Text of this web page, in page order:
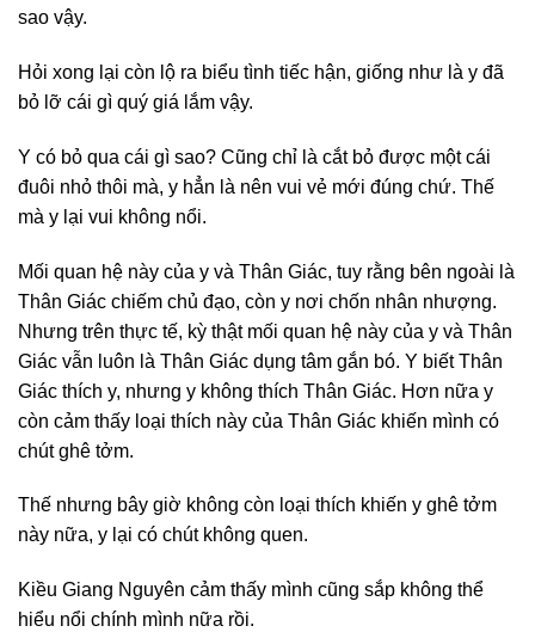
sao vậy.
Hỏi xong lại còn lộ ra biểu tình tiếc hận, giống như là y đã
bỏ lỡ cái gì quý giá lắm vậy.
Y có bỏ qua cái gì sao? Cũng chỉ là cắt bỏ được một cái
đuôi nhỏ thôi mà, y hẳn là nên vui vẻ mới đúng chứ. Thế
mà y lại vui không nổi.
Mối quan hệ này của y và Thân Giác, tuy rằng bên ngoài là
Thân Giác chiếm chủ đạo, còn y nơi chốn nhân nhượng.
Nhưng trên thực tế, kỳ thật mối quan hệ này của y và Thân
Giác vẫn luôn là Thân Giác dụng tâm gắn bó. Y biết Thân
Giác thích y, nhưng y không thích Thân Giác. Hơn nữa y
còn cảm thấy loại thích này của Thân Giác khiến mình có
chút ghê tởm.
Thế nhưng bây giờ không còn loại thích khiến y ghê tởm
này nữa, y lại có chút không quen.
Kiều Giang Nguyên cảm thấy mình cũng sắp không thể
hiểu nổi chính mình nữa rồi.